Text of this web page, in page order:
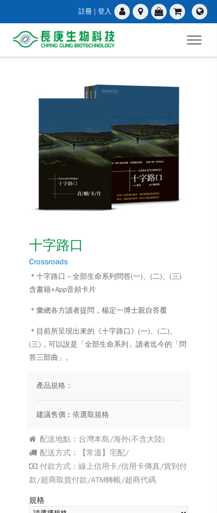
註冊 | 登入
十字路口
Crossroads
＊十字路口－全部生命系列問答(一)、(二)、(三)
含書籍+App音頻卡片
＊彙總各方讀者提問，楊定一博士親自答覆
＊目前所呈現出來的《十字路口》(一)、(二)、
(三)，可以說是「全部生命系列」讀者迄今的「問
答三部曲」。
產品規格：
建議售價︰依選取規格
配送地點：台灣本島/海外(不含大陸)
配送方式：【常溫】宅配/
付款方式：線上信用卡/信用卡傳真/貨到付
款/超商取貨付款/ATM轉帳/超商代碼
規格